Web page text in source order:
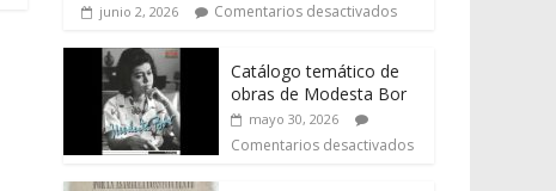
junio 2, 2026 Comentarios desactivados
Catálogo temático de
obras de Modesta Bor
mayo 30, 2026
Comentarios desactivados